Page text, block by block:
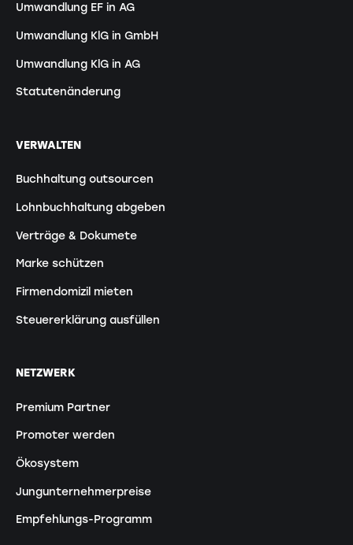
Umwandlung EF in AG
Umwandlung KlG in GmbH
Umwandlung KlG in AG
Statutenänderung
VERWALTEN
Buchhaltung outsourcen
Lohnbuchhaltung abgeben
Verträge & Dokumete
Marke schützen
Firmendomizil mieten
Steuererklärung ausfüllen
NETZWERK
Premium Partner
Promoter werden
Ökosystem
Jungunternehmerpreise
Empfehlungs-Programm